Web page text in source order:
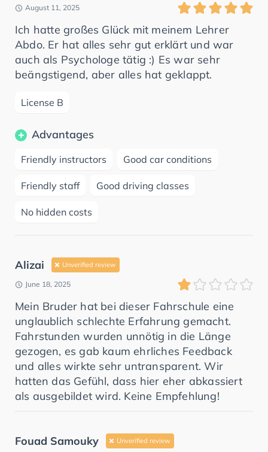
August 11, 2025
Ich hatte großes Glück mit meinem Lehrer
Abdo. Er hat alles sehr gut erklärt und war
auch als Psychologe tätig :) Es war sehr
beängstigend, aber alles hat geklappt.
License B
Advantages
Friendly instructors Good car conditions
Friendly staff Good driving classes
No hidden costs
Alizai Unverified review
June 18, 2025
Mein Bruder hat bei dieser Fahrschule eine
unglaublich schlechte Erfahrung gemacht.
Fahrstunden wurden unnötig in die Länge
gezogen, es gab kaum ehrliches Feedback
und alles wirkte sehr untransparent. Wir
hatten das Gefühl, dass hier eher abkassiert
als ausgebildet wird. Keine Empfehlung!
Fouad Samouky Unverified review